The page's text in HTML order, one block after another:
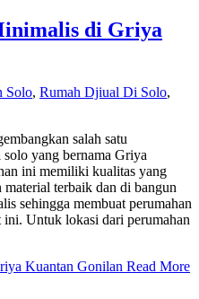
di Griya
Solo, Rumah Djiual Di Solo,
salah satu
yang bernama Griya
ini memiliki kualitas yang
material terbaik dan di bangun
sehingga membuat perumahan
ini. Untuk lokasi dari perumahan
Kuantan Gonilan Read More